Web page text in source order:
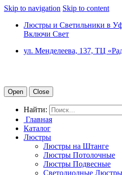
Skip to navigation Skip to content
Люстры и Светильники в
Включи Свет
ул. Менделеева, 137, ТЦ
Open Close
Найти:
Главная
Каталог
Люстры
Люстры на Штанге
Люстры Потолочные
Люстры Подвесные
Светодиодные Люстры